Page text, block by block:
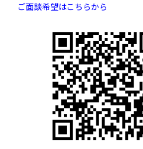
ご面談希望はこちらから